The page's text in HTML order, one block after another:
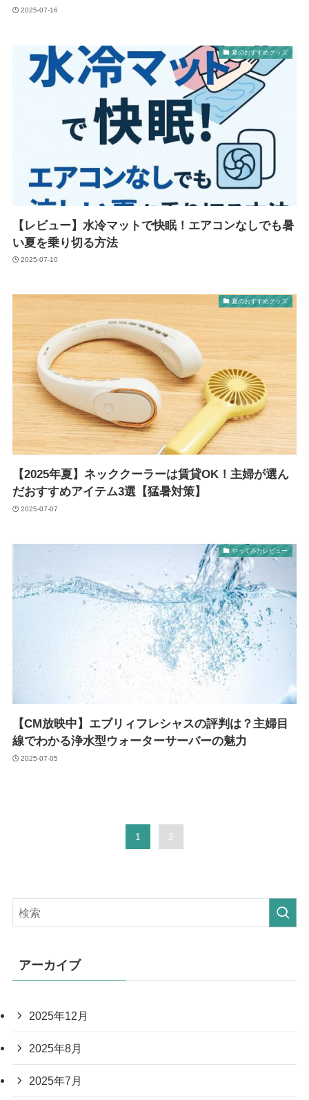
2025-07-16
夏のおすすめグッズ
【レビュー】水冷マットで快眠！エアコンなしでも暑
い夏を乗り切る方法
2025-07-10
夏のおすすめグッズ
【2025年夏】ネッククーラーは賃貸OK！主婦が選ん
だおすすめアイテム3選【猛暑対策】
2025-07-07
やってみたレビュー
【CM放映中】エブリィフレシャスの評判は？主婦目
線でわかる浄水型ウォーターサーバーの魅力
2025-07-05
1 2
アーカイブ
2025年12月
2025年8月
2025年7月